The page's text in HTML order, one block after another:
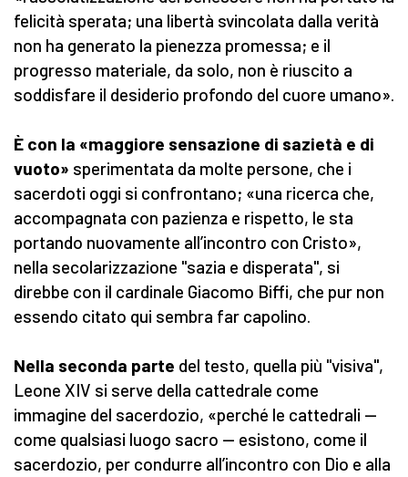
felicità sperata; una libertà svincolata dalla verità
non ha generato la pienezza promessa; e il
progresso materiale, da solo, non è riuscito a
soddisfare il desiderio profondo del cuore umano».
È con la «maggiore sensazione di sazietà e di
vuoto» sperimentata da molte persone, che i
sacerdoti oggi si confrontano; «una ricerca che,
accompagnata con pazienza e rispetto, le sta
portando nuovamente all’incontro con Cristo»,
nella secolarizzazione "sazia e disperata", si
direbbe con il cardinale Giacomo Biffi, che pur non
essendo citato qui sembra far capolino.
Nella seconda parte del testo, quella più "visiva",
Leone XIV si serve della cattedrale come
immagine del sacerdozio, «perché le cattedrali —
come qualsiasi luogo sacro — esistono, come il
sacerdozio, per condurre all’incontro con Dio e alla